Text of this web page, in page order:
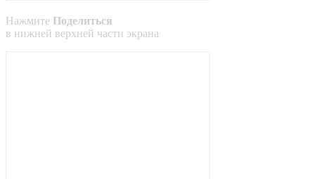
Нажмите Поделиться
в нижней верхней части экрана